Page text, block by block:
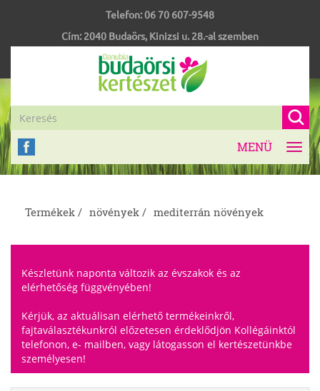
Telefon:06 70 607-9548
Cím: 2040 Budaörs, Kinizsi u. 28.-al szemben
MENÜ
Termékek / növények / mediterrán növények
Készletünk naponta változik az évszakok és az
elérhetőség függvényében!
Kérjük, az aktuálisan elérhető termékeinkről,
fajtaválasztékunkról előzetesen érdeklődjön Kollégáinktól
telefonon, e- mailben, vagy látogasson el kertészetünkbe
személyesen!